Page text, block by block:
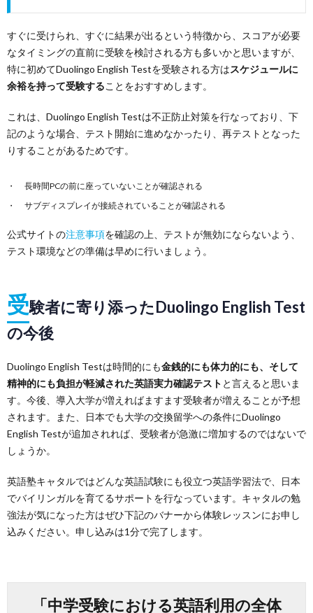
すぐに受けられ、すぐに結果が出るという特徴から、スコアが必要
なタイミングの直前に受験を検討される方も多いかと思いますが、
特に初めてDuolingo English Testを受験される方はスケジュールに
余裕を持って受験することをおすすめします。
これは、Duolingo English Testは不正防止対策を行なっており、下
記のような場合、テスト開始に進めなかったり、再テストとなった
りすることがあるためです。
長時間PCの前に座っていないことが確認される
サブディスプレイが接続されていることが確認される
公式サイトの注意事項を確認の上、テストが無効にならないよう、
テスト環境などの準備は早めに行いましょう。
受験者に寄り添ったDuolingo English Test
の今後
Duolingo English Testは時間的にも金銭的にも体力的にも、そして
精神的にも負担が軽減された英語実力確認テスト と言えると思いま
す。今後、導入大学が増えればますます受験者が増えることが予想
されます。また、日本でも大学の交換留学への条件にDuolingo
English Testが追加されれば、受験者が急激に増加するのではないで
しょうか。
英語塾キャタルではどんな英語試験にも役立つ英語学習法で、日本
でバイリンガルを育てるサポートを行なっています。キャタルの勉
強法が気になった方はぜひ下記のバナーから体験レッスンにお申し
込みください。申し込みは1分で完了します。
「中学受験における英語利用の全体